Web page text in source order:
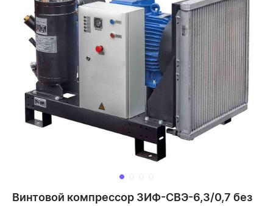
Винтовой компрессор ЗИФ-СВЭ-6,3/0,7 без